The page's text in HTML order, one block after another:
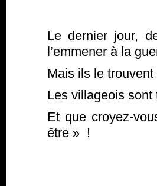
Le dernier jour,
l’emmener à la
Mais ils le
Les villageois
Et que croyez-
être » !